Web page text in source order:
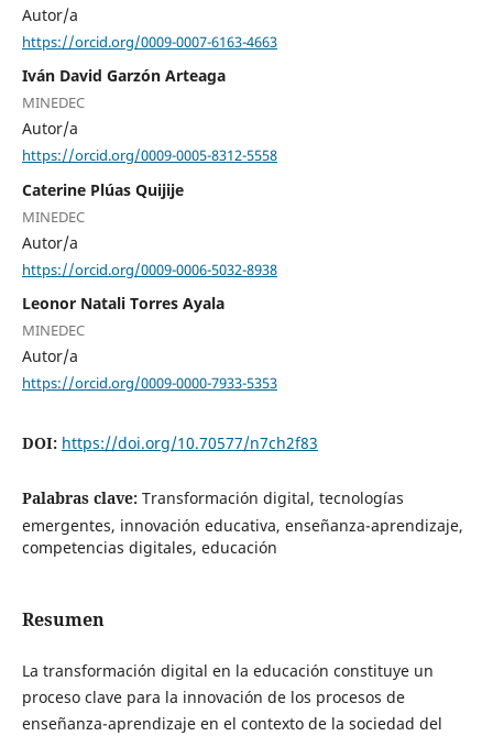
Autor/a
https://orcid.org/0009-0007-6163-4663
Iván David Garzón Arteaga
MINEDEC
Autor/a
https://orcid.org/0009-0005-8312-5558
Caterine Plúas Quijije
MINEDEC
Autor/a
https://orcid.org/0009-0006-5032-8938
Leonor Natali Torres Ayala
MINEDEC
Autor/a
https://orcid.org/0009-0000-7933-5353
DOI: https://doi.org/10.70577/n7ch2f83
Palabras clave: Transformación digital, tecnologías
emergentes, innovación educativa, enseñanza-aprendizaje,
competencias digitales, educación
Resumen
La transformación digital en la educación constituye un
proceso clave para la innovación de los procesos de
enseñanza-aprendizaje en el contexto de la sociedad del